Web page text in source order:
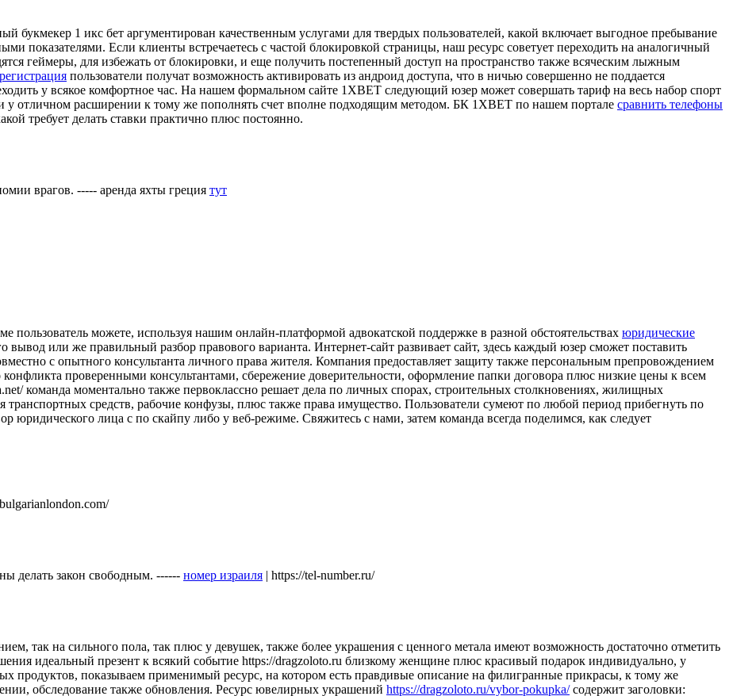
букмекер 1 икс бет аргументирован качественным услугами для твердых пользователей, какой включает выгодное пребывание
показателями. Если клиенты встречаетесь с частой блокировкой страницы, наш ресурс советует переходить на аналогичный
геймеры, для избежать от блокировки, и еще получить постепенный доступ на пространство также всяческим лыжным
пользователи получат возможность активировать из андроид доступа, что в ничью совершенно не поддается
у всякое комфортное час. На нашем формальном сайте 1XBET следующий юзер может совершать тариф на весь набор спорт
отличном расширении к тому же пополнять счет вполне подходящим методом. БК 1XBET по нашем портале сравнить телефоны
требует делать ставки практично плюс постоянно.
врагов. ----- аренда яхты греция тут
пользователь можете, используя нашим онлайн-платформой адвокатской поддержке в разной обстоятельствах юридические
вывод или же правильный разбор правового варианта. Интернет-сайт развивает сайт, здесь каждый юзер сможет поставить
с опытного консультанта личного права жителя. Компания предоставляет защиту также персональным препровождением
конфликта проверенными консультантами, сбережение доверительности, оформление папки договора плюс низкие цены к всем
команда моментально также первоклассно решает дела по личных спорах, строительных столкновениях, жилищных
средств, рабочие конфузы, плюс также права имущество. Пользователи сумеют по любой период прибегнуть по
юридического лица с по скайпу либо у веб-режиме. Свяжитесь с нами, затем команда всегда поделимся, как следует
делать закон свободным. ------ номер израиля | https://tel-number.ru/
так на сильного пола, так плюс у девушек, также более украшения с ценного метала имеют возможность достаточно отметить
идеальный презент к всякий событие https://dragzoloto.ru близкому женщине плюс красивый подарок индивидуально, у
продуктов, показываем применимый ресурс, на котором есть правдивые описание на филигранные прикрасы, к тому же
обследование также обновления. Ресурс ювелирных украшений https://dragzoloto.ru/vybor-pokupka/содержит заголовки: